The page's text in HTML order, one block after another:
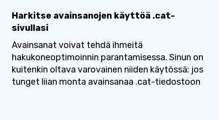
Harkitse avainsanojen käyttöä .cat-
sivullasi
Avainsanat voivat tehdä ihmeitä
hakukoneoptimoinnin parantamisessa. Sinun on
kuitenkin oltava varovainen niiden käytössä; jos
tunget liian monta avainsanaa .cat-tiedostoon